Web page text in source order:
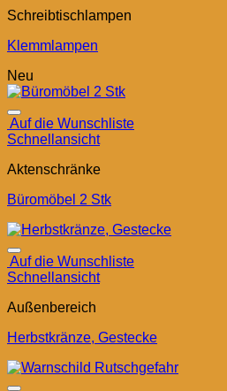
Schreibtischlampen
Klemmlampen
Neu
Auf die Wunschliste
Schnellansicht
Aktenschränke
Büromöbel 2 Stk
Auf die Wunschliste
Schnellansicht
Außenbereich
Herbstkränze, Gestecke